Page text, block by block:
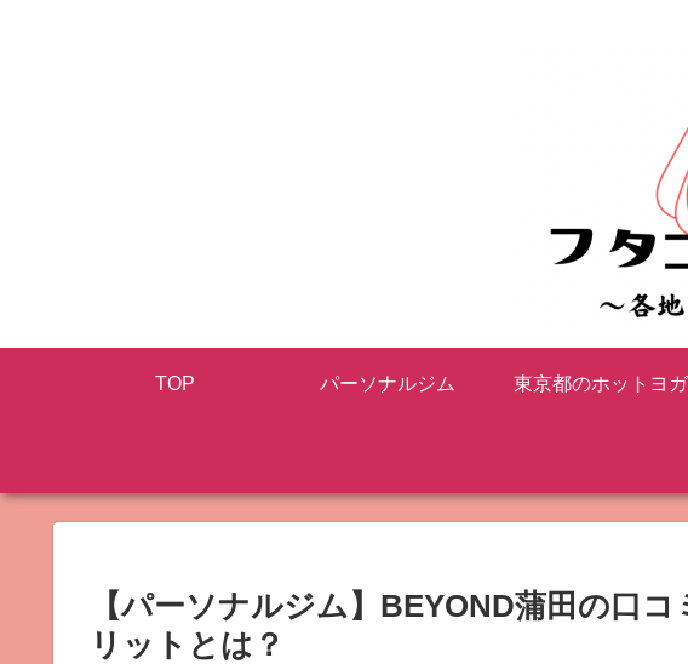
TOP パーソナルジム 東京都のホットヨガ
【パーソナルジム】BEYOND蒲田の口
リットとは？